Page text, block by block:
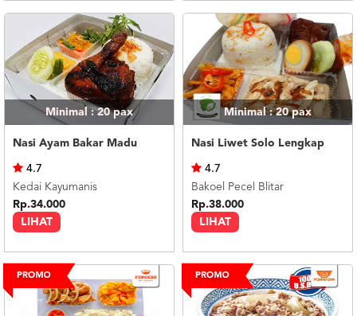
Minimal : 20pax
Nasi Ayam Bakar Madu
LIHAT
4.7
Kedai Kayumanis
Rp.34.000
Minimal : 20pax
Nasi Liwet Solo Lengkap
LIHAT
4.7
Bakoel Pecel Blitar
Rp.38.000